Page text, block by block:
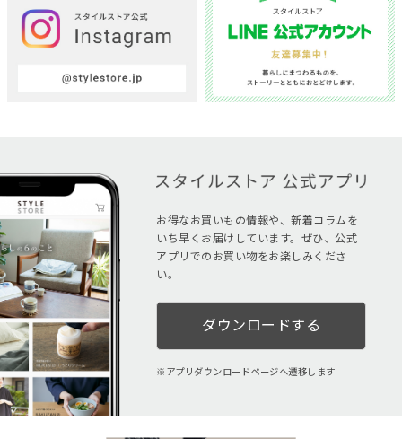
お得なお買いもの情報や、新着コラムを
いち早くお届けしています。ぜひ、公式
アプリでのお買い物をお楽しみくださ
い。
ダウンロードする
アプリダウンロードページへ遷移します